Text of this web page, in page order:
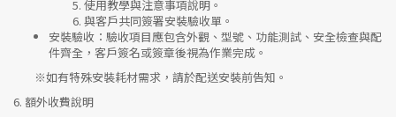
使用教學與注意事項說明。
與客戶共同簽署安裝驗收單。
安裝驗收 ：驗收項目應包含外觀、型號、功能測試、安全檢查與配
件齊全，客戶簽名或簽章後視為作業完成。
※如有特殊安裝耗材需求，請於配送安裝前告知。
6. 額外收費說明